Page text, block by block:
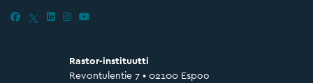
Rastor-instituutti
Revontulentie 7 • 02100 Espoo